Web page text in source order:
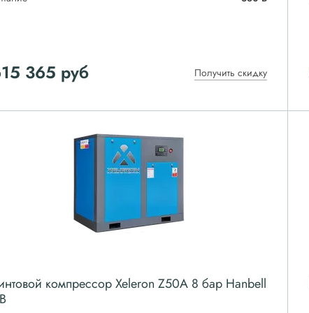
365 руб Получить скидку
компрессор Xeleron Z50A 8 бар Hanbell